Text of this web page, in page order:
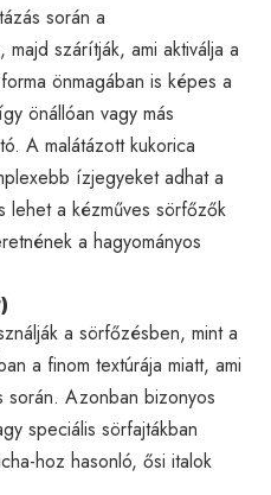
során a
szárítják, ami aktiválja a
önmagában is képes a
önállóan vagy más
A malátázott kukorica
ízjegyeket adhat a
lehet a kézműves sörfőzők
a hagyományos
a sörfőzésben, mint a
a finom textúrája miatt, ami
során. Azonban bizonyos
speciális sörfajtákban
hoz hasonló, ősi italok